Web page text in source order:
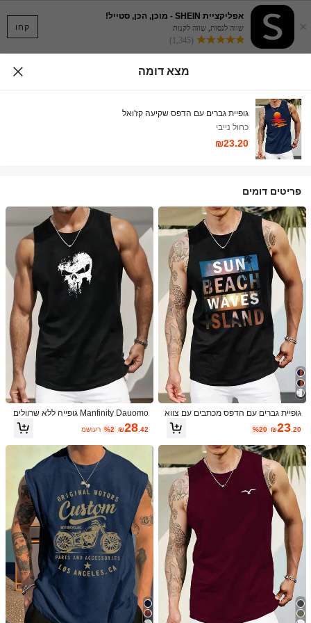
קחו ×
אפליקציית SHEIN - מוכן, הכן, סטייל!
שווה לנסות, שווה לקנות
(1,345)
1/3
23.20
גופיית גברים עם הדפס שקיעה קז'ואל 4.93
500+
)
מידה US
34
(XS)
38
(M)
40
(XXL)
מצא דומה
גופיית גברים עם הדפס שקיעה קז'ואל
כחול נייבי
₪23.20
פריטים דומים
גופיית גברים עם הדפס מכתבים עם צווא
רון עגול, קיץ
₪23.20
%20
Manfinity Dauomo גופייה ללא שרוולים
מודפסת גולגולת פשוטה לגברים, קיץ יומי
₪28.42
%2 משוער